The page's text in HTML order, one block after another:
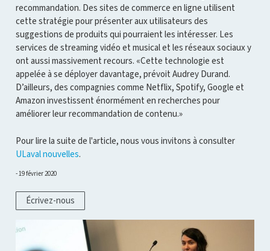
recommandation. Des sites de commerce en ligne utilisent
cette stratégie pour présenter aux utilisateurs des
suggestions de produits qui pourraient les intéresser. Les
services de streaming vidéo et musical et les réseaux sociaux y
ont aussi massivement recours. «Cette technologie est
appelée à se déployer davantage, prévoit Audrey Durand.
D’ailleurs, des compagnies comme Netflix, Spotify, Google et
Amazon investissent énormément en recherches pour
améliorer leur recommandation de contenu.»
Pour lire la suite de l'article, nous vous invitons à consulter
ULaval nouvelles.
19 février 2020
Écrivez-nous